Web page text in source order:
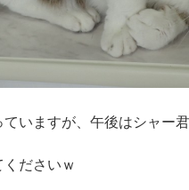
いますが、午後はシャー
ださいｗ